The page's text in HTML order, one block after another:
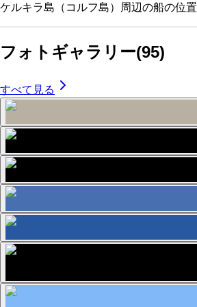
ケルキラ島（コルフ島） 周辺の船の位置
フォトギャラリー(95)
すべて見る